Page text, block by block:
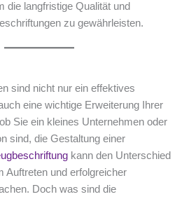
die langfristige Qualität und
zu gewährleisten.
sind nicht nur ein effektives
eine wichtige Erweiterung Ihrer
Sie ein kleines Unternehmen oder
sind, die Gestaltung einer
kann den Unterschied
Auftreten und erfolgreicher
Doch was sind die